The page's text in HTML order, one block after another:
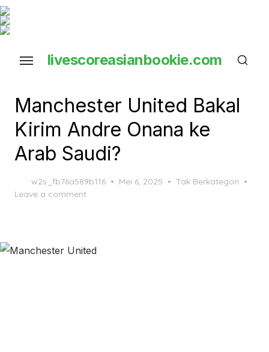
Skip
to
content
livescoreasianbookie.com
Manchester United Bakal
Kirim Andre Onana ke
Arab Saudi?
w2s_fb76a589b116
Posted
Mei 6, 2025
Tak Berkategori
Leave a comment